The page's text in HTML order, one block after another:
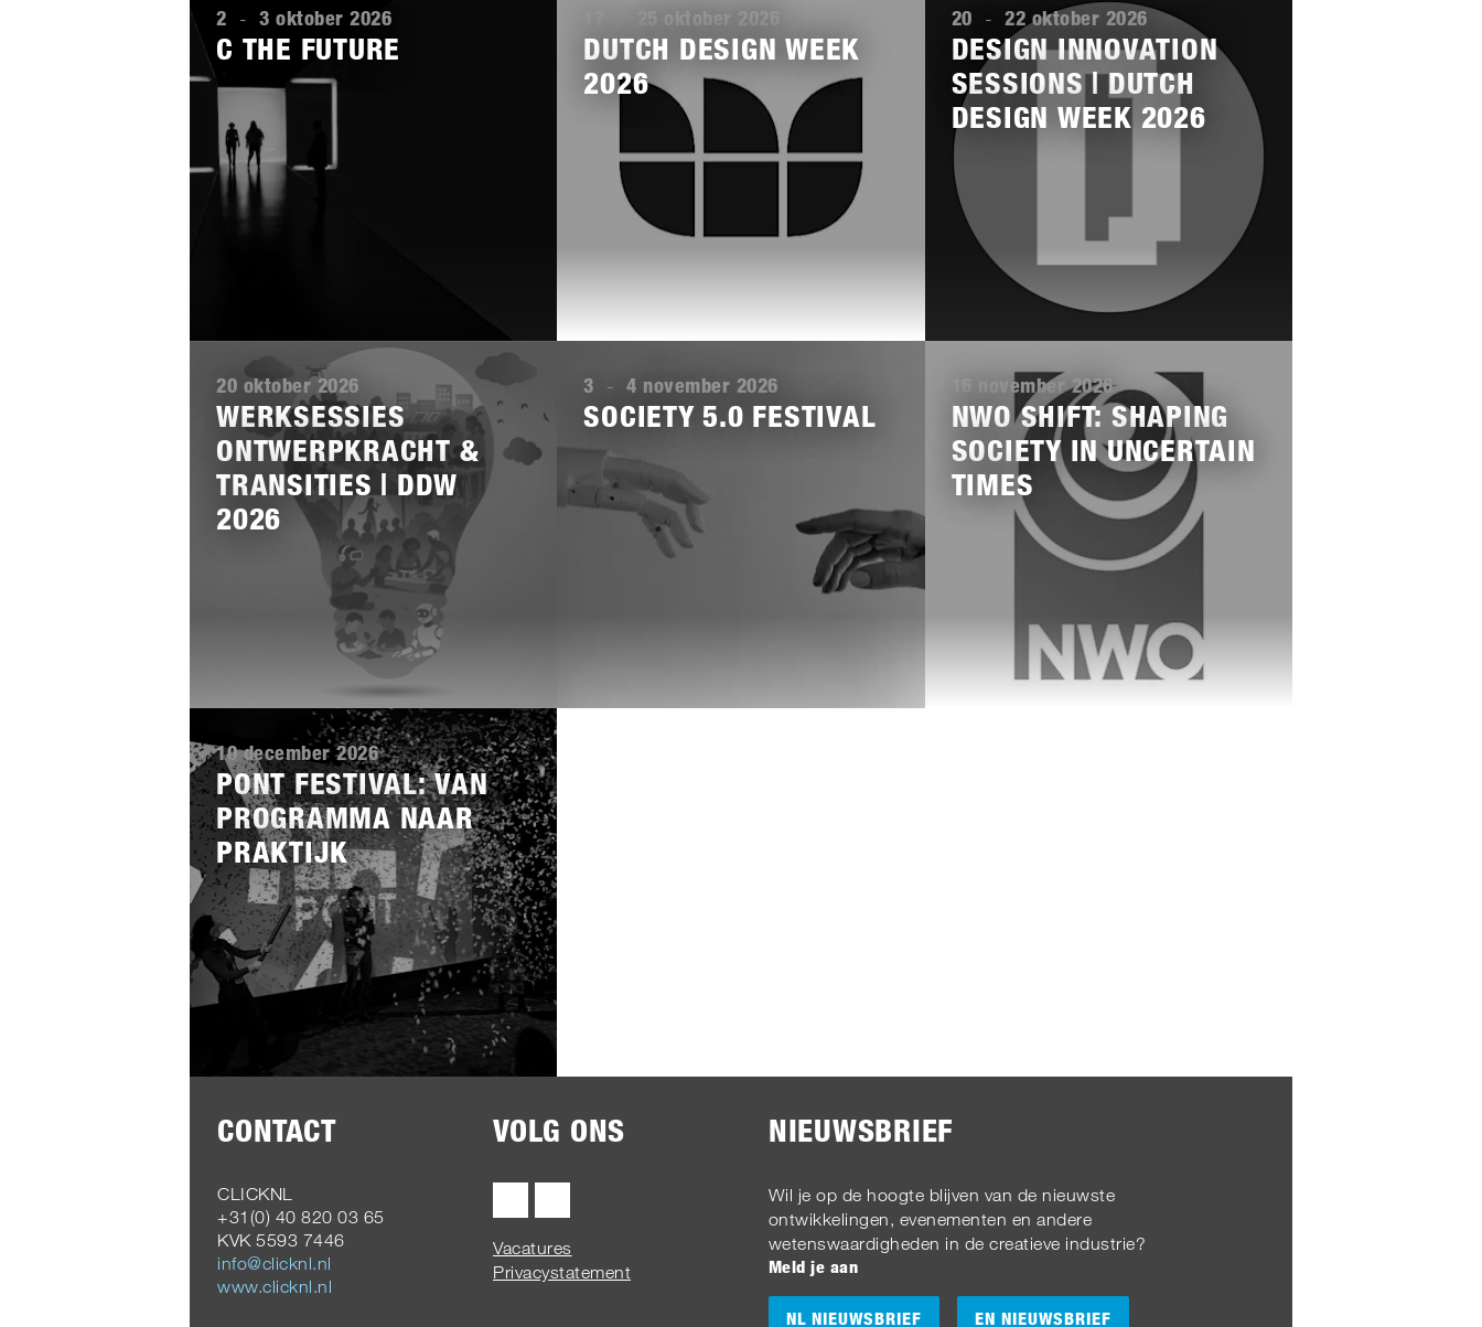
2 - 3 oktober 2026
C THE FUTURE
meer
25 oktober 2026
DUTCH DESIGN WEEK
2026
20 -22 oktober 2026
DESIGN INNOVATION
SESSIONS | DUTCH
DESIGN WEEK 2026
meer
20 oktober 2026
WERKSESSIES
ONTWERPKRACHT &
TRANSITIES | DDW
2026
meer
3 -4 november 2026
SOCIETY 5.0 FESTIVAL
meer
16 november 2026
NWO SHIFT: SHAPING
SOCIETY IN UNCERTAIN
TIMES
10 december 2026
PONT FESTIVAL: VAN
PROGRAMMA NAAR
PRAKTIJK
meer
CONTACT
CLICKNL
+31(0) 40 820 03 65
KVK 5593 7446
info@clicknl.nl
www.clicknl.nl
VOLG ONS
Vacatures
Privacystatement
NIEUWSBRIEF
Wil je op de hoogte blijven van de nieuwste
ontwikkelingen, evenementen en andere
wetenswaardigheden in de creatieve industrie?
Meld je aan
NL NIEUWSBRIEF EN NIEUWSBRIEF